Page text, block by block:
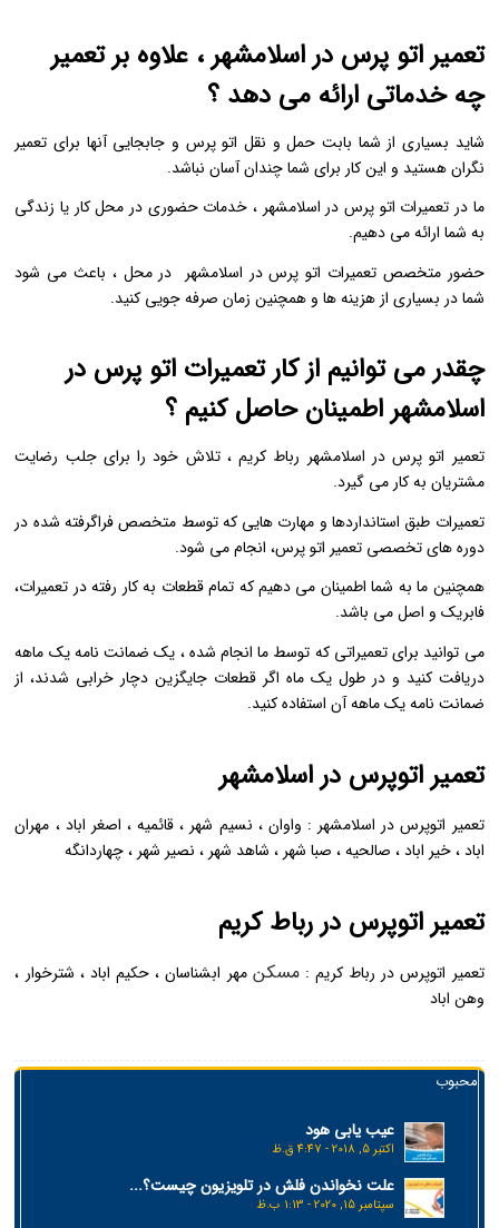
تعمیر اتو پرس در اسلامشهر ، علاوه بر تعمیر
چه خدماتی ارائه می دهد ؟
شاید بسیاری از شما بابت حمل و نقل اتو پرس و جابجایی آنها برای تعمیر
نگران هستید و این کار برای شما چندان آسان نباشد.
ما در تعمیرات اتو پرس در اسلامشهر ، خدمات حضوری در محل کار یا زندگی
به شما ارائه می دهیم.
حضور متخصص تعمیرات اتو پرس در اسلامشهر در محل ، باعث می شود
شما در بسیاری از هزینه ها و همچنین زمان صرفه جویی کنید.
چقدر می توانیم از کار تعمیرات اتو پرس در
اسلامشهر اطمینان حاصل کنیم ؟
تعمیر اتو پرس در اسلامشهر رباط کریم ، تلاش خود را برای جلب رضایت
مشتریان به کار می گیرد.
تعمیرات طبق استانداردها و مهارت هایی که توسط متخصص فراگرفته شده در
دوره های تخصصی تعمیر اتو پرس، انجام می شود.
همچنین ما به شما اطمینان می دهیم که تمام قطعات به کار رفته در تعمیرات،
فابریک و اصل می باشد.
می توانید برای تعمیراتی که توسط ما انجام شده ، یک ضمانت نامه یک ماهه
دریافت کنید و در طول یک ماه اگر قطعات جایگزین دچار خرابی شدند، از
ضمانت نامه یک ماهه آن استفاده کنید.
تعمیر اتوپرس در اسلامشهر
تعمیر اتوپرس در اسلامشهر : واوان ، نسیم شهر ، قائمیه ، اصغر اباد ، مهران
اباد ، خیر اباد ، صالحیه ، صبا شهر ، شاهد شهر ، نصیر شهر ، چهاردانگه
تعمیر اتوپرس در رباط کریم
تعمیر اتوپرس در رباط کریم :مسکن مهر ابشناسان ، حکیم اباد ، شترخوار ،
وهن اباد
محبوب
عیب یابی هود
اکتبر 5, 2018 - 4:47 ق.ظ
علت نخواندن فلش در تلویزیون چیست؟...
سپتامبر 15, 2020 - 1:13 ب.ظ